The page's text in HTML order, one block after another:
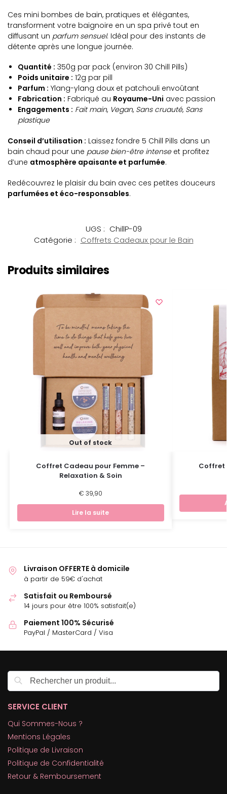
Ces mini bombes de bain, pratiques et élégantes,
transforment votre baignoire en un spa privé tout en
diffusant un parfum sensuel. Idéal pour des instants de
détente après une longue journée.
Quantité : 350g par pack (environ 30 Chill Pills)
Poids unitaire : 12g par pill
Parfum : Ylang-ylang doux et patchouli envoûtant
Fabrication : Fabriqué au Royaume-Uni avec passion
Engagements : Fait main, Vegan, Sans cruauté, Sans
plastique
Conseil d’utilisation : Laissez fondre 5 Chill Pills dans un
bain chaud pour une pause bien-être intenseet profitez
d’une atmosphère apaisante et parfumée.
Redécouvrez le plaisir du bain avec ces petites douceurs
parfumées et éco-responsables.
UGS : ChillP-09
Catégorie : Coffrets Cadeaux pour le Bain
Produits similaires
Out of stock
Coffret Cadeau pour Femme –
Relaxation & Soin
€ 39,90
Lire la suite
Coffret
Livraison OFFERTE à domicile
à partir de 59€ d'achat
Satisfait ou Remboursé
14 jours pour être 100% satisfait(e)
Paiement 100% Sécurisé
PayPal / MasterCard / Visa
SERVICE CLIENT
Qui Sommes-Nous ?
Mentions Légales
Politique de Livraison
Politique de Confidentialité
Retour & Remboursement